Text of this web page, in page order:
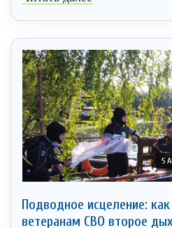
5
Подводное исцеление:
ветеранам СВО второе